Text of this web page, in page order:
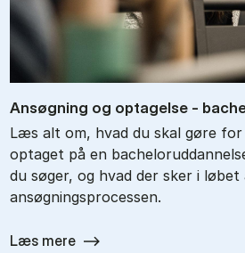
An­søg­ning og op­ta­gel­se -
Læs alt om, hvad du skal gøre
optaget på en
du søger, og hvad der sker i løbet
ansøgningsprocessen.
Læs mere